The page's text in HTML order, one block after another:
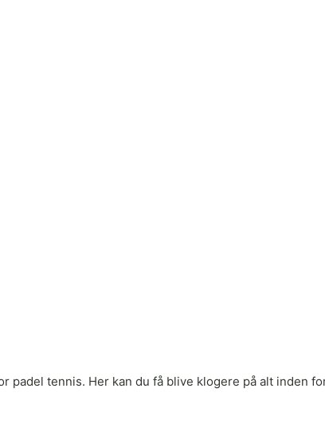
padel tennis. Her kan du få blive klogere på alt inden